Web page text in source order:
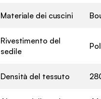
Materiale dei cuscini
Rivestimento del
sedile
Densità del tessuto